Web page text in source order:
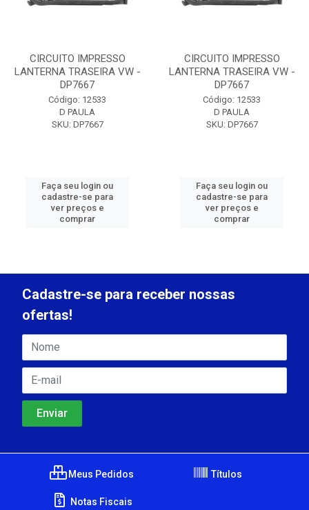
CIRCUITO IMPRESSO
LANTERNA TRASEIRA VW -
DP7667
Código: 12533
D PAULA
SKU: DP7667
Faça seu login ou
cadastre-se para
ver preços e
comprar
CIRCUITO IMPRESSO
LANTERNA TRASEIRA VW -
DP7667
Código: 12533
D PAULA
SKU: DP7667
Faça seu login ou
cadastre-se para
ver preços e
comprar
Cadastre-se para receber nossas
ofertas!
Meus Pedidos Títulos
Notas Fiscais